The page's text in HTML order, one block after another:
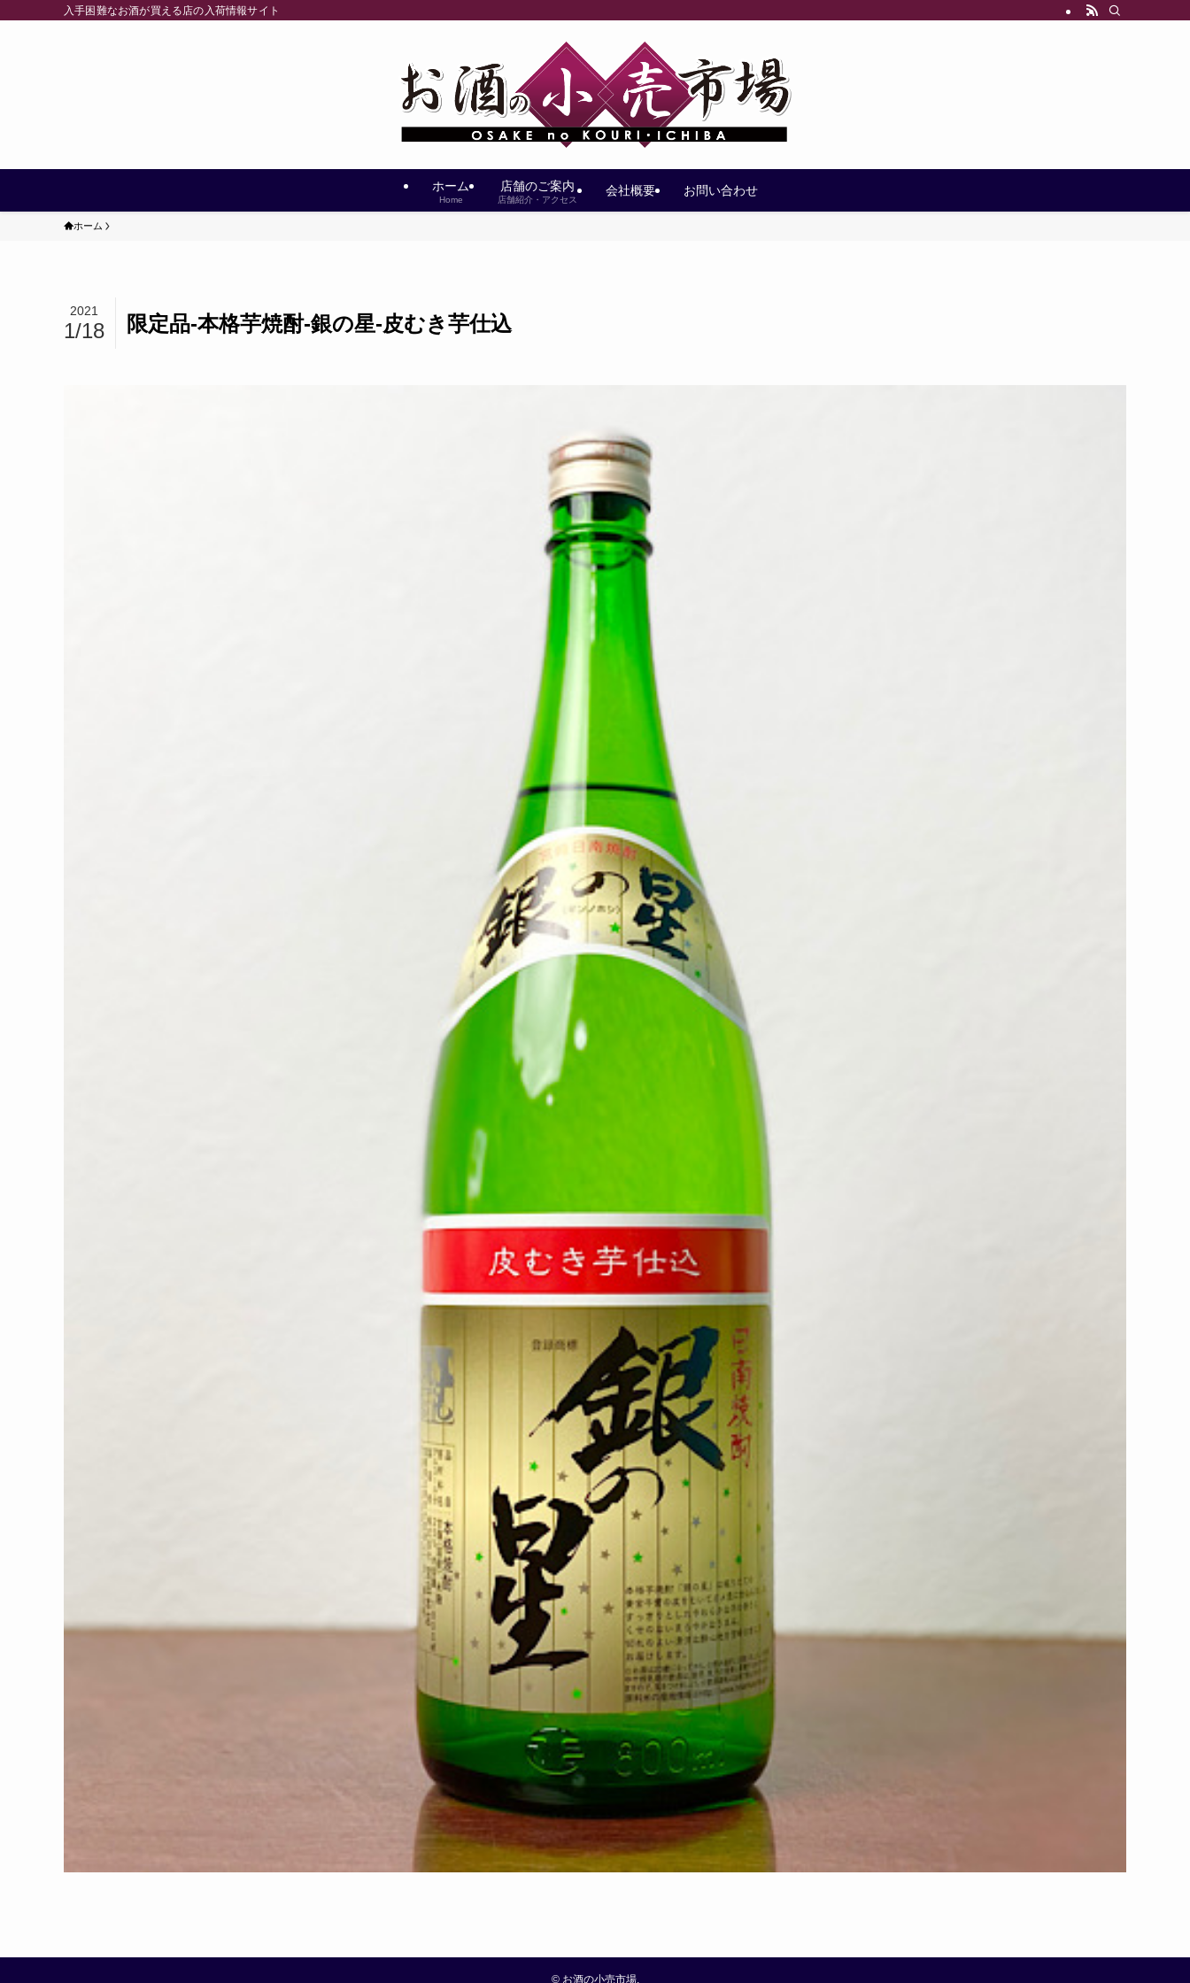
入手困難なお酒が買える店の入荷情報サイト
ホーム
Home
店舗のご案内
店舗紹介・アクセス
会社概要 お問い合わせ
ホーム
限定品-本格芋焼酎-銀の星-皮むき芋仕込
2021
1/18
©お酒の小売市場.